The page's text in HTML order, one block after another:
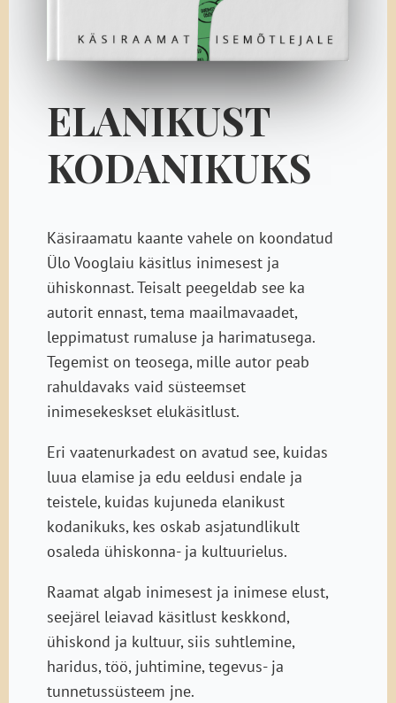
ELANIKUST
KODANIKUKS
Käsiraamatu kaante vahele on koondatud
Ülo Vooglaiu käsitlus inimesest ja
ühiskonnast. Teisalt peegeldab see ka
autorit ennast, tema maailmavaadet,
leppimatust rumaluse ja harimatusega.
Tegemist on teosega, mille autor peab
rahuldavaks vaid süsteemset
inimesekeskset elukäsitlust.
Eri vaatenurkadest on avatud see, kuidas
luua elamise ja edu eeldusi endale ja
teistele, kuidas kujuneda elanikust
kodanikuks, kes oskab asjatundlikult
osaleda ühiskonna- ja kultuurielus.
Raamat algab inimesest ja inimese elust,
seejärel leiavad käsitlust keskkond,
ühiskond ja kultuur, siis suhtlemine,
haridus, töö, juhtimine, tegevus- ja
tunnetussüsteem jne.